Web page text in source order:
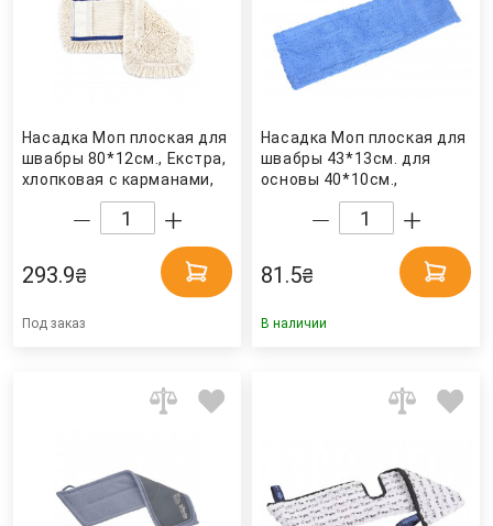
Насадка Моп плоская для
швабры 80*12см., Екстра,
хлопковая с карманами,
беж. Uctem
293.9₴
Под заказ
Насадка Моп плоская для
швабры 43*13см. для
основы 40*10см.,
микрофибра, ассорти Мой
81.5₴
В наличии